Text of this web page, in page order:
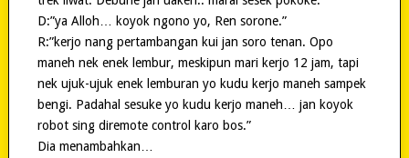
D:”ya Alloh… koyok ngono yo, Ren sorone.”
R:”kerjo nang pertambangan kui jan soro tenan. Opo
maneh nek enek lembur, meskipun mari kerjo 12 jam, tapi
nek ujuk-ujuk enek lemburan yo kudu kerjo maneh sampek
bengi. Padahal sesuke yo kudu kerjo maneh… jan koyok
robot sing diremote control karo bos.”
Dia menambahkan…